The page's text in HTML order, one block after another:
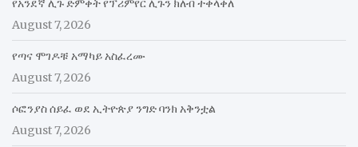
የአንደኛ ሊጉ ድምቀት የፕሪምየር ሊጉን ክለብ ተቀላቀለ
August 7, 2026
የጣና ሞገዶቹ አማካይ አስፈረሙ
August 7, 2026
ሶፎንያስ ሰይፈ ወደ ኢትዮጵያ ንግድ ባንክ አቅንቷል
August 7, 2026